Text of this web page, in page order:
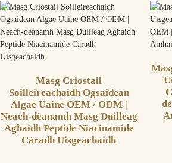
Masg Criostail
Soilleireachaidh Ogsaidean
Algae Uaine OEM / ODM |
Neach-dèanamh Masg Duilleag
Aghaidh Peptide Niacinamide
Càradh Uisgeachaidh